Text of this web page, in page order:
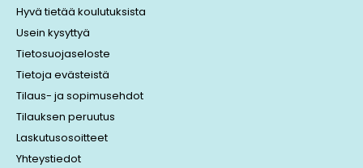
i
n
s
Hyvä tietää koulutuksista
Usein kysyttyä
Tietosuojaseloste
Tietoja evästeistä
Tilaus- ja sopimusehdot
Tilauksen peruutus
Laskutusosoitteet
Yhteystiedot